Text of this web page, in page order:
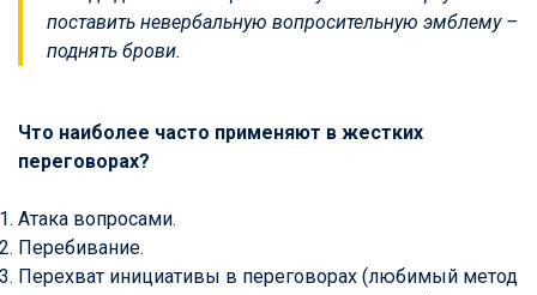
поставить невербальную вопросительную эмблему –
поднять брови.
Что наиболее часто применяют в жестких
переговорах?
Атака вопросами.
Перебивание.
Перехват инициативы в переговорах (любимый метод